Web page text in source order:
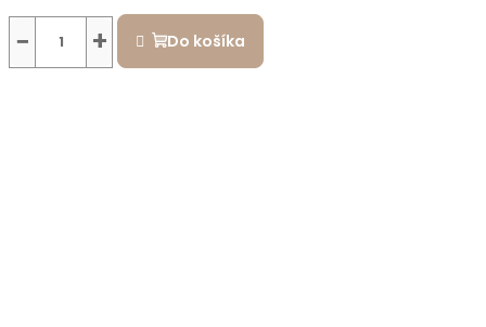
+
− Do košíka